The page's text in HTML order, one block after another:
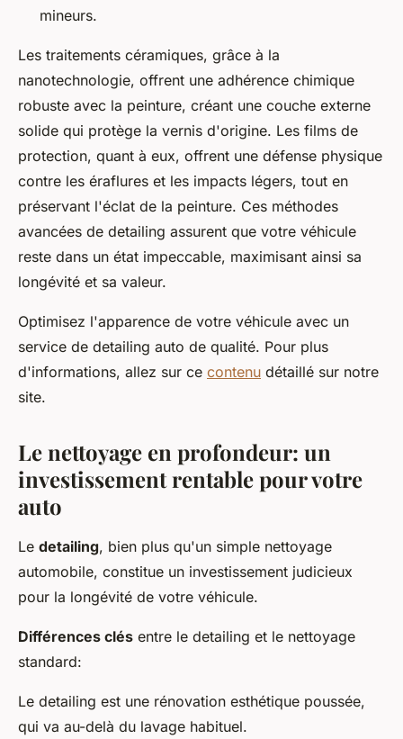
mineurs.
Les traitements céramiques, grâce à la
nanotechnologie, offrent une adhérence chimique
robuste avec la peinture, créant une couche externe
solide qui protège la vernis d'origine. Les films de
protection, quant à eux, offrent une défense physique
contre les éraflures et les impacts légers, tout en
préservant l'éclat de la peinture. Ces méthodes
avancées de detailing assurent que votre véhicule
reste dans un état impeccable, maximisant ainsi sa
longévité et sa valeur.
Optimisez l'apparence de votre véhicule avec un
service de detailing auto de qualité. Pour plus
d'informations, allez sur ce contenu détaillé sur notre
site.
Le nettoyage en profondeur: un
investissement rentable pour votre
auto
Le detailing, bien plus qu'un simple nettoyage
automobile, constitue un investissement judicieux
pour la longévité de votre véhicule.
Différences clés entre le detailing et le nettoyage
standard:
Le detailing est une rénovation esthétique poussée,
qui va au-delà du lavage habituel.